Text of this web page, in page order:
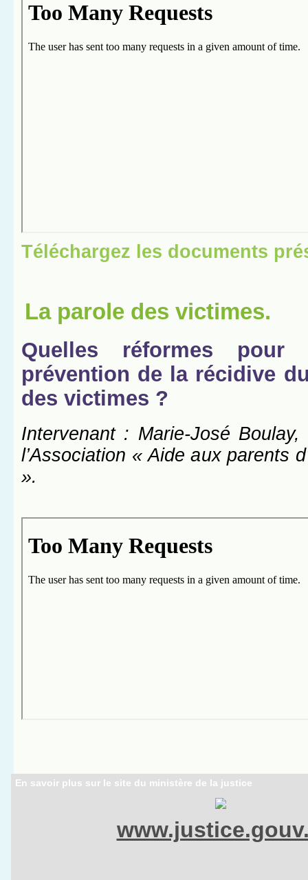
Téléchargez les documents
La parole des victimes.
Quelles réformes pour
prévention de la récidive
des victimes ?
Intervenant : Marie-José
l’Association « Aide aux parents
».
En savoir plus sur le site du ministère de la justice